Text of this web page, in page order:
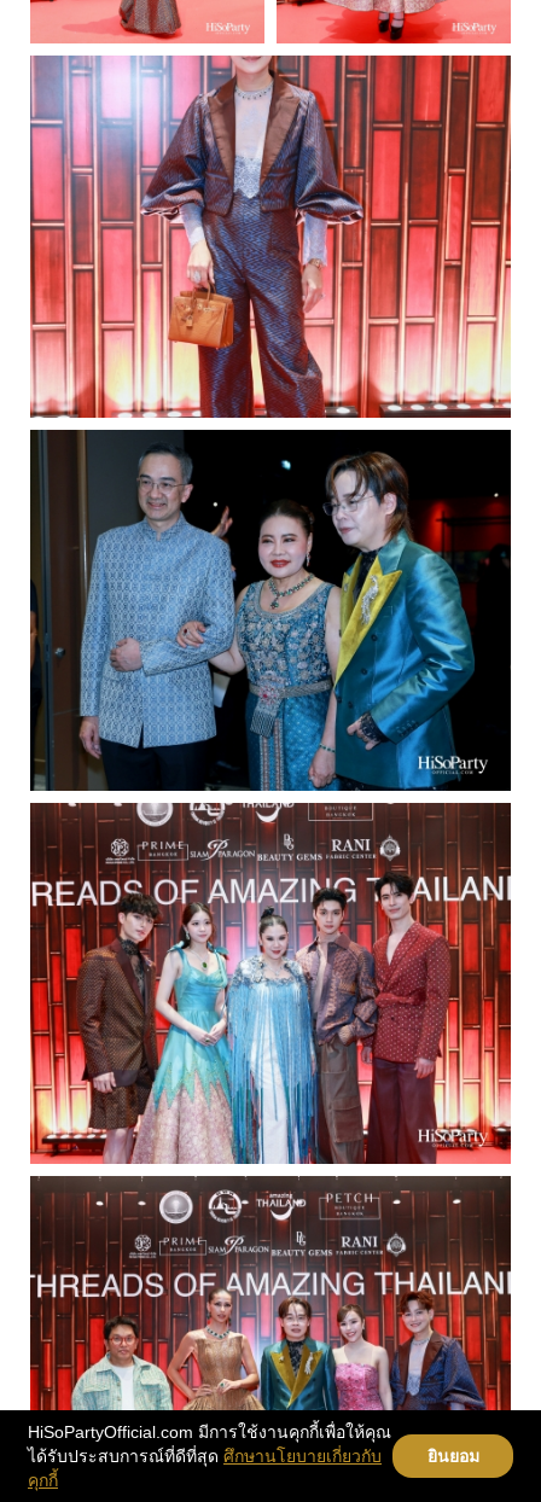
HiSoPartyOfficial.com มีการใช้งานคุกกี้เพื่อให้คุณ
ได้รับประสบการณ์ที่ดีที่สุด ศึกษานโยบายเกี่ยวกับ
คุกกี้
ยินยอม